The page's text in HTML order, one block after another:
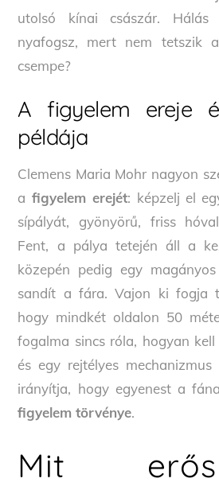
utolsó kínai császár.
nyafogsz, mert nem tetszik
csempe?
A figyelem ereje
példája
Clemens Maria Mohr nagyon
a figyelem erejét: képzelj el
sípályát, gyönyörű, friss
Fent, a pálya tetején áll a
közepén pedig egy
sandít a fára. Vajon ki fogja
hogy mindkét oldalon 50
fogalma sincs róla, hogyan
és egy rejtélyes
irányítja, hogy egyenest a
figyelem törvénye.
Mit